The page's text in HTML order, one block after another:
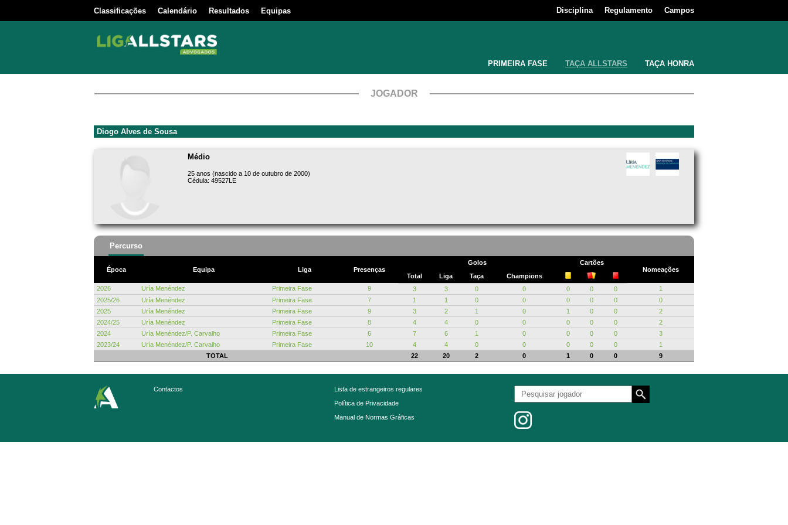
Classificações Calendário Resultados Equipas Disciplina Regulamento Campos
PRIMEIRA FASE TAÇA ALLSTARS TAÇA HONRA
JOGADOR
Diogo Alves de Sousa
Médio
25 anos (nascido a 10 de outubro de 2000)
Cédula: 49527LE
Percurso
Época Equipa Liga Presenças
Golos
Cartões
Nomeações
Total
Liga Taça
Champions
2026
Uría Menéndez Primeira Fase 9 3 3 0 0 0 0 0
1
2025/26
Uría Menéndez Primeira Fase 7 1 1 0 0 0 0 0
0
2025
Uría Menéndez Primeira Fase 9 3 2 1 0 1 0 0
2
2024/25
Uría Menéndez Primeira Fase 8 4 4 0 0 0 0 0
2
2024
Uría Menéndez/P. Carvalho Primeira Fase 6 7 6 1 0 0 0 0
3
2023/24
Uría Menéndez/P. Carvalho Primeira Fase 10 4 4 0 0 0 0 0
1
TOTAL
22 20 2 0 1 0 0 9
Contactos
Lista de estrangeiros regulares
Política de Privacidade
Manual de Normas Gráficas